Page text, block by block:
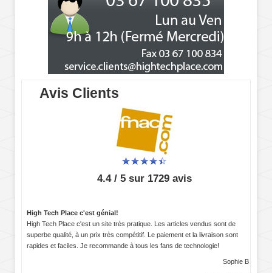
Avis Clients
4.4 / 5 sur 1729 avis
High Tech Place c'est génial!
High Tech Place c'est un site très pratique. Les articles vendus sont de
superbe qualité, à un prix très compétitif. Le paiement et la livraison sont
rapides et faciles. Je recommande à tous les fans de technologie!
Sophie B